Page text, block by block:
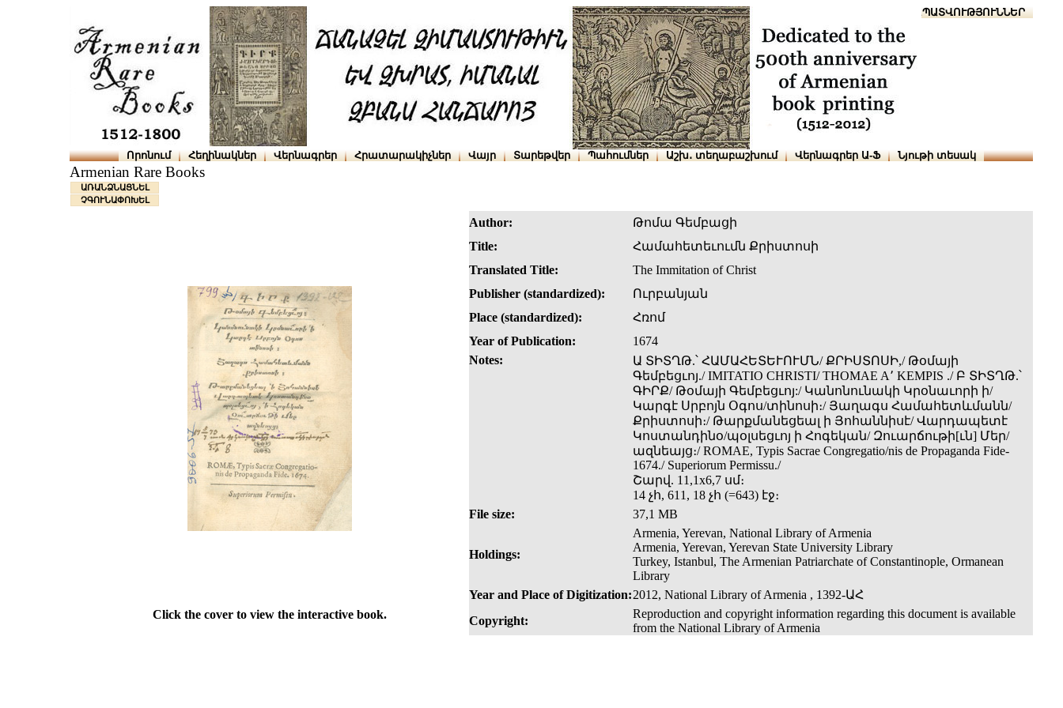
ՆԱԽԱՊԱՏՎՈՒԹՅՈՒՆՆԵՐ
Որոնում Հեղինակներ Վերնագրեր Հրատարակիչներ Վայր Տարեթվեր Պահումներ Աշխ․ տեղաբաշխում Վերնագրեր Ա-Ֆ Նյութի տեսակ
Armenian Rare Books
ԱՌԱՆՁՆԱՑՆԵԼ
ՉԳՈՒՆԱՓՈԽԵԼ
Author:
Թոմա Գեմբացի
Title:
Համահետեւումն Քրիստոսի
Translated Title:
The Immitation of Christ
Publisher (standardized):
Ուրբանյան
Place (standardized):
Հռոմ
Year of Publication:
1674
Notes:
Ա ՏԻՏՂԹ.՝ ՀԱՄԱՀԵՏԵՒՈՒՄՆ/ ՔՐԻՍՏՈՍԻ,/ Թօմայի
Գեմբեցւոյ./ IMITATIO CHRISTI/ THOMAE A՚ KEMPIS ./ Բ ՏԻՏՂԹ.՝
ԳԻՐՔ/ Թօմայի Գեմբեցւոյ:/ Կանոնունակի Կրօնաւորի ի/
Կարգէ Սրբոյն Օգոս/տինոսի։/ Յաղագս Համահետևմանն/
Քրիստոսի։/ Թարքմանեցեալ ի Յոհաննիսէ/ Վարդապետէ
Կոստանդինօ/պօլսեցւոյ ի Հոգեկան/ Զուարճութի[ւն] Մեր/
ազնեայց։/ ROMAE, Typis Sacrae Congregatio/nis de Propaganda Fide-
1674./ Superiorum Permissu./
Շարվ. 11,1x6,7 սմ։
14 չհ, 611, 18 չհ (=643) էջ։
File size:
37,1 MB
Holdings:
Armenia, Yerevan, National Library of Armenia
Armenia, Yerevan, Yerevan State University Library
Turkey, Istanbul, The Armenian Patriarchate of Constantinople, Ormanean
Library
Year and Place of Digitization:2012, National Library of Armenia , 1392-ԱՀ
Click the cover to view the interactive book.
Copyright:
Reproduction and copyright information regarding this document is available
from the National Library of Armenia